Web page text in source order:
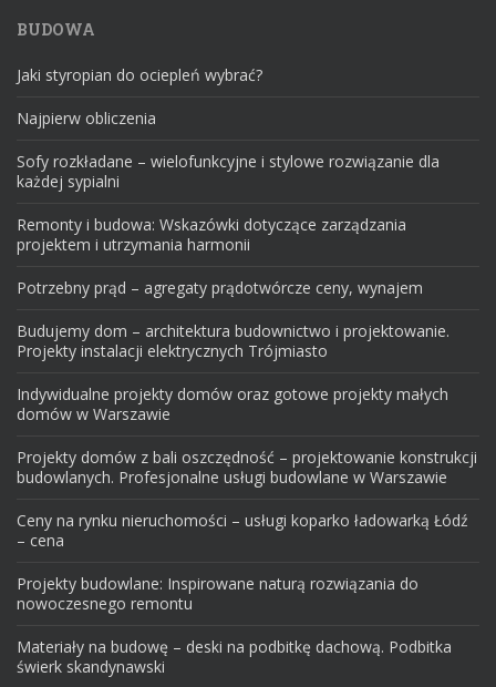
BUDOWA
Jaki styropian do ociepleń wybrać?
Najpierw obliczenia
Sofy rozkładane – wielofunkcyjne i stylowe rozwiązanie dla
każdej sypialni
Remonty i budowa: Wskazówki dotyczące zarządzania
projektem i utrzymania harmonii
Potrzebny prąd – agregaty prądotwórcze ceny, wynajem
Budujemy dom – architektura budownictwo i projektowanie.
Projekty instalacji elektrycznych Trójmiasto
Indywidualne projekty domów oraz gotowe projekty małych
domów w Warszawie
Projekty domów z bali oszczędność – projektowanie konstrukcji
budowlanych. Profesjonalne usługi budowlane w Warszawie
Ceny na rynku nieruchomości – usługi koparko ładowarką Łódź
– cena
Projekty budowlane: Inspirowane naturą rozwiązania do
nowoczesnego remontu
Materiały na budowę – deski na podbitkę dachową. Podbitka
świerk skandynawski